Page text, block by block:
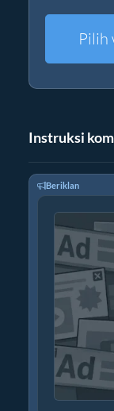
Pilih
Instruksi
Beriklan